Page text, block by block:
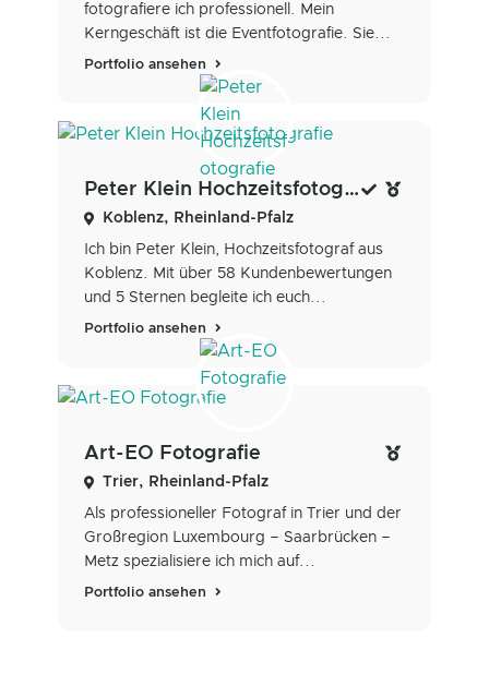
fotografiere ich professionell. Mein
Kerngeschäft ist die Eventfotografie. Sie...
Portfolio ansehen
Peter Klein Hochzeitsfotografie
Koblenz, Rheinland-Pfalz
Ich bin Peter Klein, Hochzeitsfotograf aus
Koblenz. Mit über 58 Kundenbewertungen
und 5 Sternen begleite ich euch...
Portfolio ansehen
Art-EO Fotografie
Trier, Rheinland-Pfalz
Als professioneller Fotograf in Trier und der
Großregion Luxembourg – Saarbrücken –
Metz spezialisiere ich mich auf...
Portfolio ansehen